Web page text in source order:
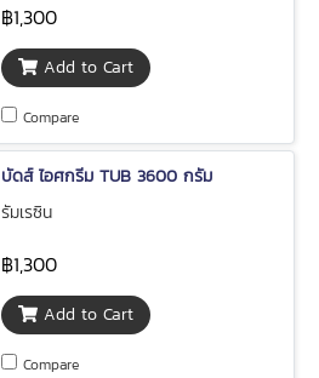
฿1,300
Add to Cart
Compare
บัดส์ ไอศกรีม TUB 3600 กรัม
รัมเรซิน
฿1,300
Add to Cart
Compare